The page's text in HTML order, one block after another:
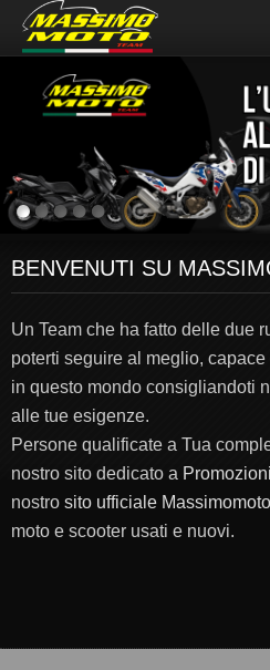
BENVENUTI SU
Un Team che ha fatto delle due
poterti seguire al meglio,
in questo mondo consigliandoti
alle tue esigenze.
Persone qualificate a Tua
nostro sito dedicato a
nostro sito ufficiale Massimomoto
moto e scooter usati e nuovi.